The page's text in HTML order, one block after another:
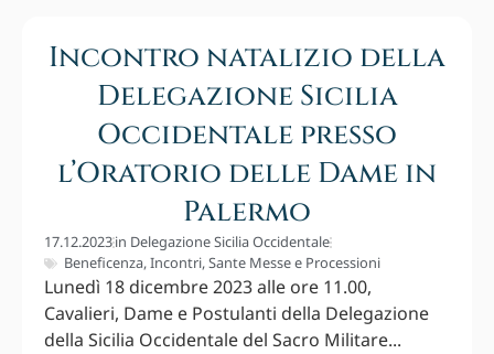
Incontro natalizio della
Delegazione Sicilia
Occidentale presso
l’Oratorio delle Dame in
Palermo
17.12.2023in Delegazione Sicilia Occidentale
Beneficenza,Incontri,Sante Messe e Processioni
Lunedì 18 dicembre 2023 alle ore 11.00,
Cavalieri, Dame e Postulanti della Delegazione
della Sicilia Occidentale del Sacro Militare...